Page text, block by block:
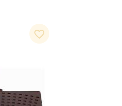
favorite_border